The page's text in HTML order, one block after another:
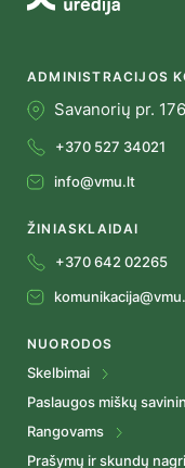
ADMINISTRACIJOS
Savanorių pr.
+370 527 34021
info@vmu.lt
ŽINIASKLAIDAI
+370 642 02265
NUORODOS
Skelbimai
Paslaugos miškų
Rangovams
Prašymų ir skundų